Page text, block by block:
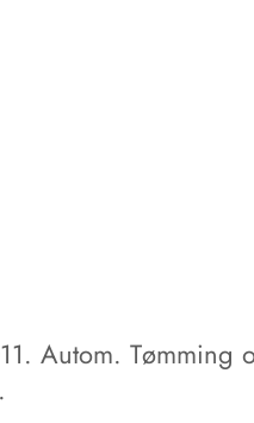
Autom. Tømming